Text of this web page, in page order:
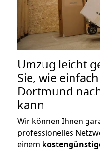
Umzug leicht
Sie, wie
Dortmund
kann
Wir können Ihnen
professionelles
einem